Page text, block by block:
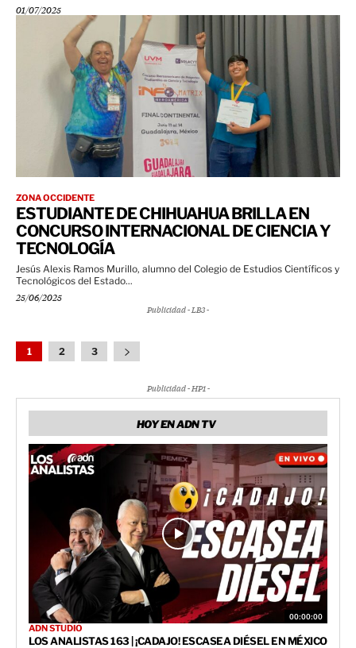
01/07/2025
ZONA OCCIDENTE
ESTUDIANTE DE CHIHUAHUA BRILLA EN
CONCURSO INTERNACIONAL DE CIENCIA Y
TECNOLOGÍA
Jesús Alexis Ramos Murillo, alumno del Colegio de Estudios Científicos y
Tecnológicos del Estado...
25/06/2025
Publicidad - LB3 -
1 2 3
Publicidad - HP1 -
HOY EN ADN TV
00:00:00
ADN STUDIO
LOS ANALISTAS 163 | ¡CADAJO! ESCASEA DIÉSEL EN MÉXICO